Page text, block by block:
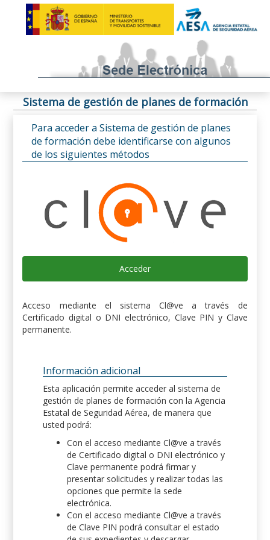
Sistema de gestión de planes de formación
Para acceder a Sistema de gestión de planes
de formación debe identificarse con algunos
de los siguientes métodos
Acceder
Acceso mediante el sistema Cl@ve a través de
Certificado digital o DNI electrónico, Clave PIN y Clave
permanente.
Información adicional
Esta aplicación permite acceder al sistema de
gestión de planes de formación con la Agencia
Estatal de Seguridad Aérea, de manera que
usted podrá:
Con el acceso mediante Cl@ve a través
de Certificado digital o DNI electrónico y
Clave permanente podrá firmar y
presentar solicitudes y realizar todas las
opciones que permite la sede
electrónica.
Con el acceso mediante Cl@ve a través
de Clave PIN podrá consultar el estado